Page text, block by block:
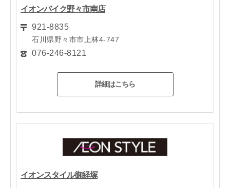
イオンバイク野々市南店
921-8835
石川県野々市市上林4-747
076-246-8121
詳細はこちら
イオンスタイル御経塚